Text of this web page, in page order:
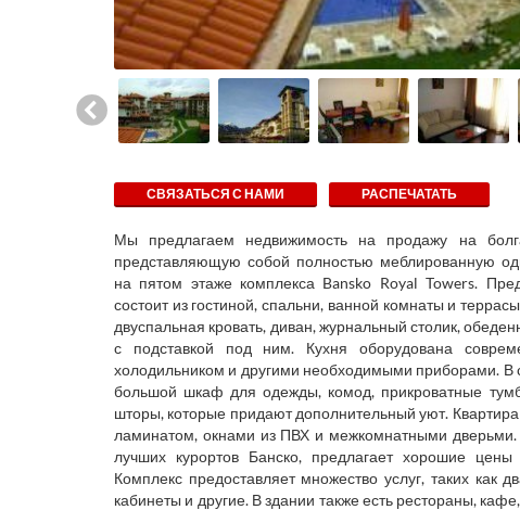
СВЯЗАТЬСЯ С НАМИ РАСПЕЧАТАТЬ
Мы предлагаем недвижимость на продажу на
представляющую собой полностью меблированную
на пятом этаже комплекса Bansko Royal Towers.
состоит из гостиной, спальни, ванной комнаты и
двуспальная кровать, диван, журнальный столик,
с подставкой под ним. Кухня оборудована
холодильником и другими необходимыми приборами. В
большой шкаф для одежды, комод, прикроватные
шторы, которые придают дополнительный уют.
ламинатом, окнами из ПВХ и межкомнатными дверьми.
лучших курортов Банско, предлагает хорошие
Комплекс предоставляет множество услуг, таких как
кабинеты и другие. В здании также есть рестораны,